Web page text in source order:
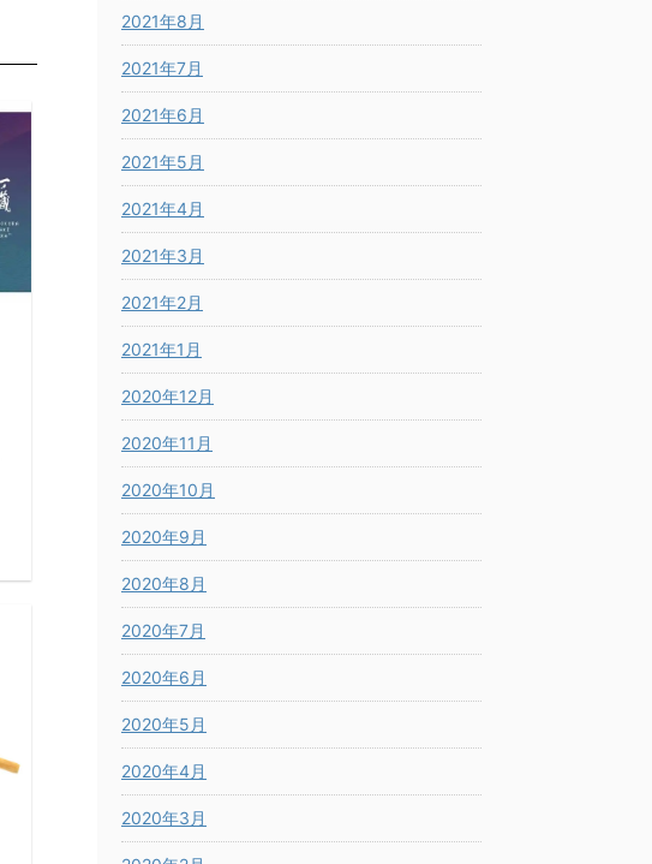
2021年8月
2021年7月
2021年6月
2021年5月
2021年4月
2021年3月
2021年2月
2021年1月
2020年12月
2020年11月
2020年10月
2020年9月
2020年8月
2020年7月
2020年6月
2020年5月
2020年4月
2020年3月